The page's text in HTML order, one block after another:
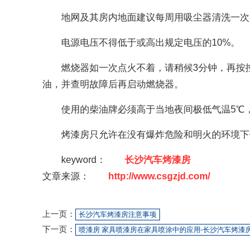
地网及其房内地面建议每周用吸尘器清洗一次
电源电压不得低于或高出规定电压的10%。
燃烧器如一次点火不着，请稍候3分钟，再
油，并查明故障后再启动燃烧器。
使用的柴油牌必须高于当地夜间极低气温5℃
烤漆房只允许在没有爆炸危险和明火的环境下
keyword：
长沙汽车烤漆房
文章来源：
http://www.csgzjd.com/
上一页： 长沙汽车烤漆房注意事项
下一页： 喷漆房 家具喷漆房在家具喷涂中的应用-长沙汽车烤漆